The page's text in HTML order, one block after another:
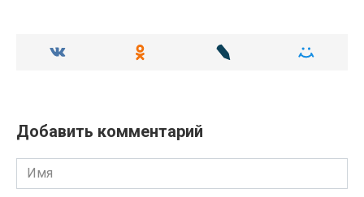
Добавить комментарий
Имя